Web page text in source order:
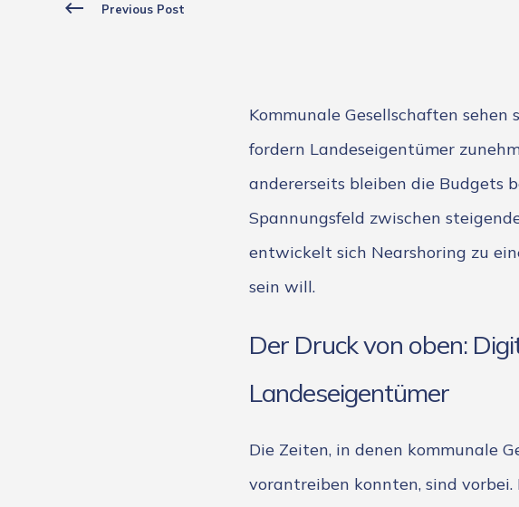
Previous Post
Kommunale Gesellschaften
fordern Landeseigentümer
andererseits bleiben die Budgets
Spannungsfeld zwischen
entwickelt sich Nearshoring zu
sein will.
Der Druck von oben:
Landeseigentümer
Die Zeiten, in denen kommunale
vorantreiben konnten, sind